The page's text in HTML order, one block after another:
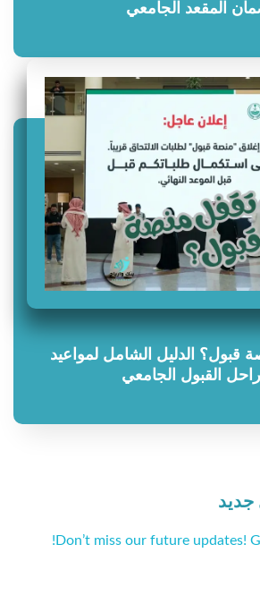
المقعد الجامعي
قبول؟ الدليل الشامل لمواعيد
القبول الجامعي
جديد
Don’t miss our future updates!